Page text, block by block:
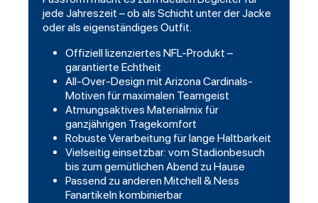
jede Jahreszeit – ob als Schicht unter der Jacke
oder als eigenständiges Outfit.
Offiziell lizenziertes NFL-Produkt –
garantierte Echtheit
All-Over-Design mit Arizona Cardinals-
Motiven für maximalen Teamgeist
Atmungsaktives Materialmix für
ganzjährigen Tragekomfort
Robuste Verarbeitung für lange Haltbarkeit
Vielseitig einsetzbar: vom Stadionbesuch
bis zum gemütlichen Abend zu Hause
Passend zu anderen Mitchell & Ness
Fanartikeln kombinierbar